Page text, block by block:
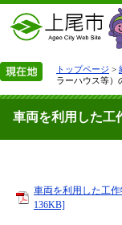
トップページ >
ラーハウス等）
車両を利用した工
車両を利用した工
136KB]